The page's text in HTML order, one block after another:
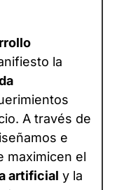
la
A través de
e
maximicen el
artificial y la